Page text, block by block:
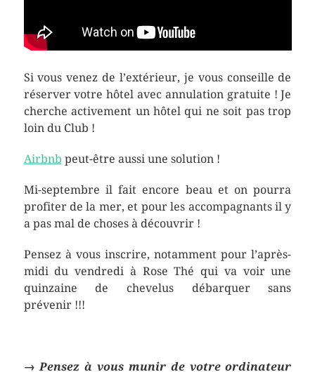
Si vous venez de l’extérieur, je vous conseille de
réserver votre hôtel avec annulation gratuite ! Je
cherche activement un hôtel qui ne soit pas trop
loin du Club !
Airbnb peut-être aussi une solution !
Mi-septembre il fait encore beau et on pourra
profiter de la mer, et pour les accompagnants il y
a pas mal de choses à découvrir !
Pensez à vous inscrire, notamment pour l’après-
midi du vendredi à Rose Thé qui va voir une
quinzaine de chevelus débarquer sans
prévenir !!!
→ Pensez à vous munir de votre ordinateur